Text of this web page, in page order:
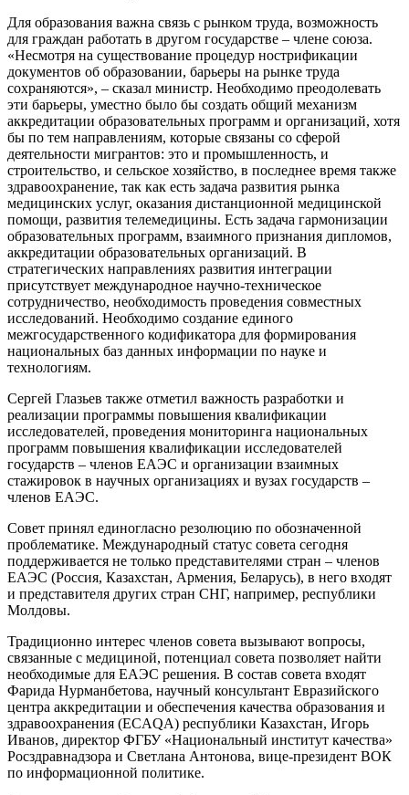
Для образования важна связь с рынком труда, возможность
для граждан работать в другом государстве – члене союза.
«Несмотря на существование процедур нострификации
документов об образовании, барьеры на рынке труда
сохраняются», – сказал министр. Необходимо преодолевать
эти барьеры, уместно было бы создать общий механизм
аккредитации образовательных программ и организаций, хотя
бы по тем направлениям, которые связаны со сферой
деятельности мигрантов: это и промышленность, и
строительство, и сельское хозяйство, в последнее время также
здравоохранение, так как есть задача развития рынка
медицинских услуг, оказания дистанционной медицинской
помощи, развития телемедицины. Есть задача гармонизации
образовательных программ, взаимного признания дипломов,
аккредитации образовательных организаций. В
стратегических направлениях развития интеграции
присутствует международное научно-техническое
сотрудничество, необходимость проведения совместных
исследований. Необходимо создание единого
межгосударственного кодификатора для формирования
национальных баз данных информации по науке и
технологиям.
Сергей Глазьев также отметил важность разработки и
реализации программы повышения квалификации
исследователей, проведения мониторинга национальных
программ повышения квалификации исследователей
государств – членов ЕАЭС и организации взаимных
стажировок в научных организациях и вузах государств –
членов ЕАЭС.
Совет принял единогласно резолюцию по обозначенной
проблематике. Международный статус совета сегодня
поддерживается не только представителями стран – членов
ЕАЭС (Россия, Казахстан, Армения, Беларусь), в него входят
и представителя других стран СНГ, например, республики
Молдовы.
Традиционно интерес членов совета вызывают вопросы,
связанные с медициной, потенциал совета позволяет найти
необходимые для ЕАЭС решения. В состав совета входят
Фарида Нурманбетова, научный консультант Евразийского
центра аккредитации и обеспечения качества образования и
здравоохранения (ECAQA) республики Казахстан, Игорь
Иванов, директор ФГБУ «Национальный институт качества»
Росздравнадзора и Светлана Антонова, вице-президент ВОК
по информационной политике.